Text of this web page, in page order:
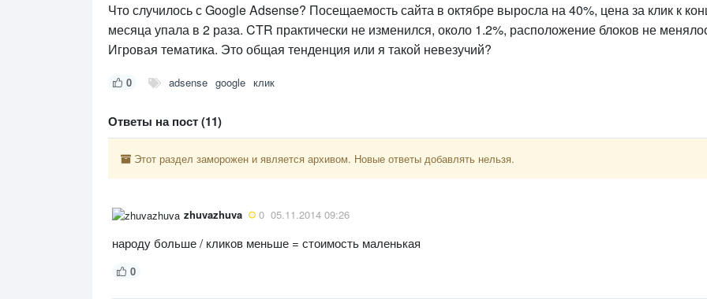
Что случилось с Google Adsense? Посещаемость сайта в октябре выросла на 40%, цена за клик к
месяца упала в 2 раза. CTR практически не изменился, около 1.2%, расположение блоков не
Игровая тематика. Это общая тенденция или я такой невезучий?
0 adsense google клик
Ответы на пост (11)
Этот раздел заморожен и является архивом. Новые ответы добавлять нельзя.
zhuvazhuva 0 05.11.2014 09:26
народу больше / кликов меньше = стоимость маленькая
0